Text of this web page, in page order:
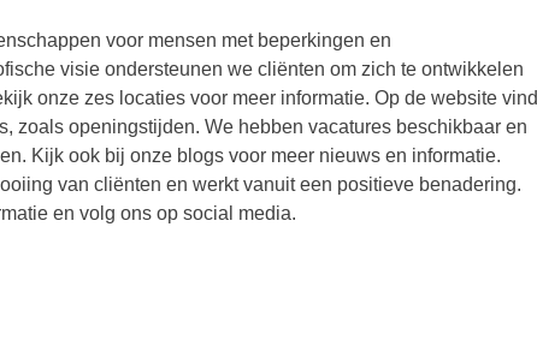
voor mensen met beperkingen en
visie ondersteunen we cliënten om zich te ontwikkelen
onze zes locaties voor meer informatie. Op de website vind
zoals openingstijden. We hebben vacatures beschikbaar en
Kijk ook bij onze blogs voor meer nieuws en informatie.
van cliënten en werkt vanuit een positieve benadering.
en volg ons op social media.